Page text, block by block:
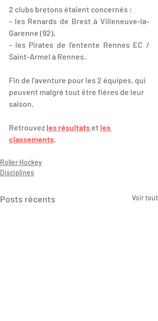
2 clubs bretons étaient concernés :
- les Renards de Brest à Villeneuve-la-
Garenne (92),
- les Pirates de l'entente Rennes EC /
Saint-Armel à Rennes.
Fin de l'aventure pour les 2 équipes, qui
peuvent malgré tout être fières de leur
saison.
Retrouvez les résultats et les
classements
Roller Hockey
Disciplines
Posts récents Voir tout